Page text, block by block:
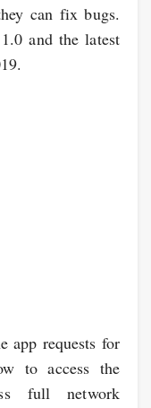
can fix bugs.
and the latest
app requests for
to access the
full network